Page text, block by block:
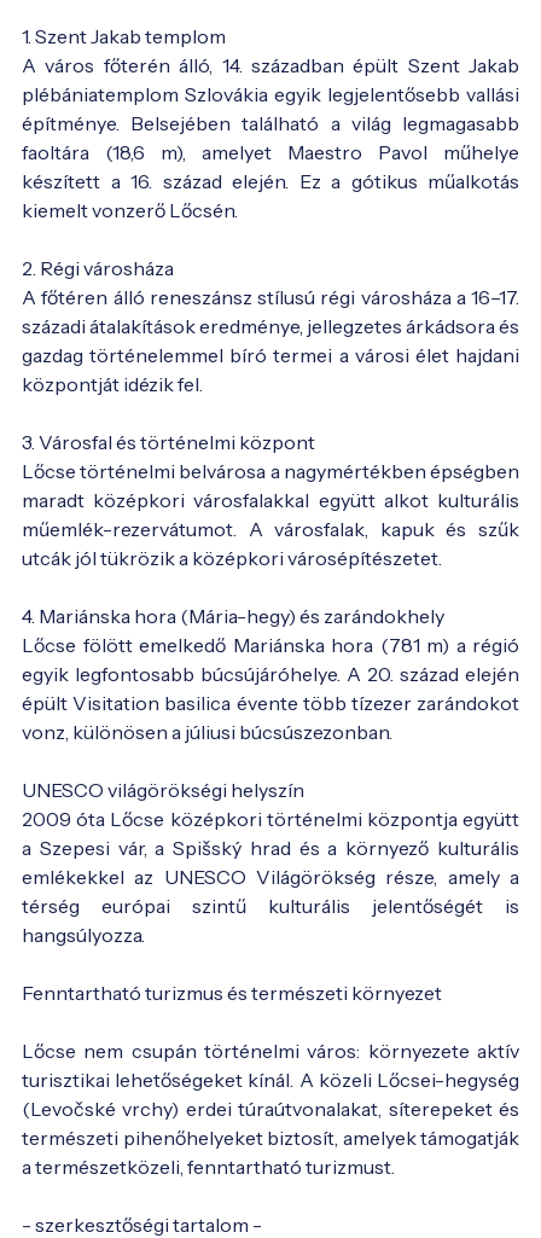
1. Szent Jakab templom
A város főterén álló, 14. században épült Szent Jakab
plébániatemplom Szlovákia egyik legjelentősebb vallási
építménye. Belsejében található a világ legmagasabb
faoltára (18,6 m), amelyet Maestro Pavol műhelye
készített a 16. század elején. Ez a gótikus műalkotás
kiemelt vonzerő Lőcsén.
2. Régi városháza
A főtéren álló reneszánsz stílusú régi városháza a 16–17.
századi átalakítások eredménye, jellegzetes árkádsora és
gazdag történelemmel bíró termei a városi élet hajdani
központját idézik fel.
3. Városfal és történelmi központ
Lőcse történelmi belvárosa a nagymértékben épségben
maradt középkori városfalakkal együtt alkot kulturális
műemlék-rezervátumot. A városfalak, kapuk és szűk
utcák jól tükrözik a középkori városépítészetet.
4. Mariánska hora (Mária-hegy) és zarándokhely
Lőcse fölött emelkedő Mariánska hora (781 m) a régió
egyik legfontosabb búcsújáróhelye. A 20. század elején
épült Visitation basilica évente több tízezer zarándokot
vonz, különösen a júliusi búcsúszezonban.
UNESCO világörökségi helyszín
2009 óta Lőcse középkori történelmi központja együtt
a Szepesi vár, a Spišský hrad és a környező kulturális
emlékekkel az UNESCO Világörökség része, amely a
térség európai szintű kulturális jelentőségét is
hangsúlyozza.
Fenntartható turizmus és természeti környezet
Lőcse nem csupán történelmi város: környezete aktív
turisztikai lehetőségeket kínál. A közeli Lőcsei-hegység
(Levočské vrchy) erdei túraútvonalakat, síterepeket és
természeti pihenőhelyeket biztosít, amelyek támogatják
a természetközeli, fenntartható turizmust.
- szerkesztőségi tartalom -